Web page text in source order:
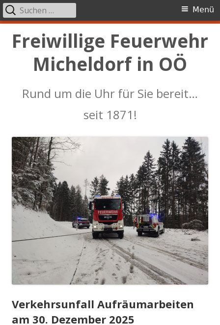
Freiwillige Feuerwehr
Micheldorf in OÖ
Rund um die Uhr für Sie bereit…
seit 1871!
Primäres
Menü
Menü
Suchen
nach:
Verkehrsunfall Aufräumarbeiten
am 30. Dezember 2025